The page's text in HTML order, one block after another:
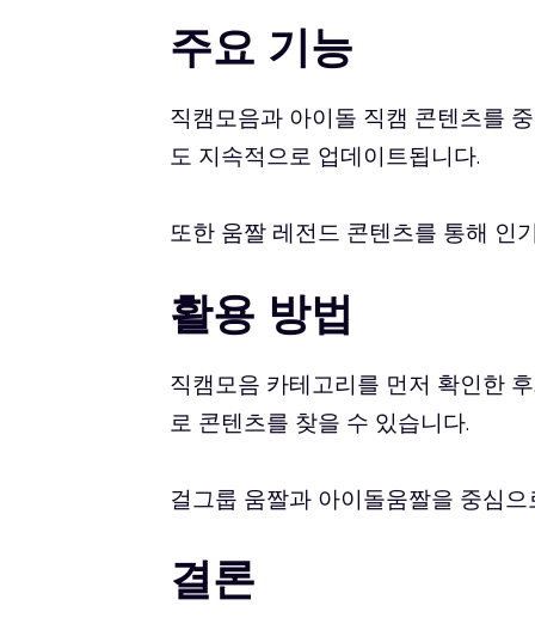
주요 기능
직캠모음과 아이돌 직캠 콘텐츠를
도 지속적으로 업데이트됩니다.
또한 움짤 레전드 콘텐츠를 통해 인
활용 방법
직캠모음 카테고리를 먼저 확인한
로 콘텐츠를 찾을 수 있습니다.
걸그룹 움짤과 아이돌움짤을 중심
결론